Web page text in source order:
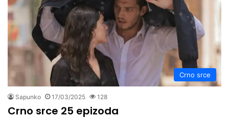
Crno srce
Sapunko 17/03/2025 128
Crno srce 25 epizoda